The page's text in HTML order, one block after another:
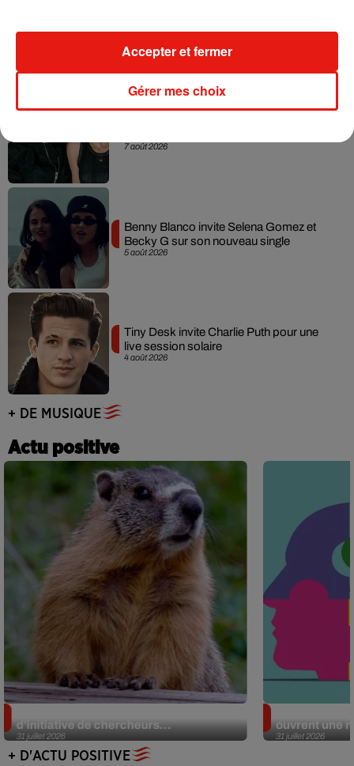
dansant de l’année
7 août 2026
5 août 2026
Benny Blanco invite Selena Gomez et
Becky G sur son nouveau single
4 août 2026
Tiny Desk invite Charlie Puth pour une
live session solaire
+ DE MUSIQUE
Actu positive
31 juillet 2026
d’initiative de chercheurs...
31 juillet 2026
ouvrent une
+ D'ACTU POSITIVE
Gérer mes choix
Accepter et fermer